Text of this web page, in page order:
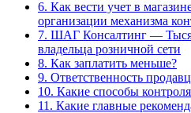
6. Как вести учет в
организации механизма
7. ШАГ Консалтинг —
владельца розничной сети
8. Как заплатить меньше?
9. Ответственность
10. Какие способы
11. Какие главные